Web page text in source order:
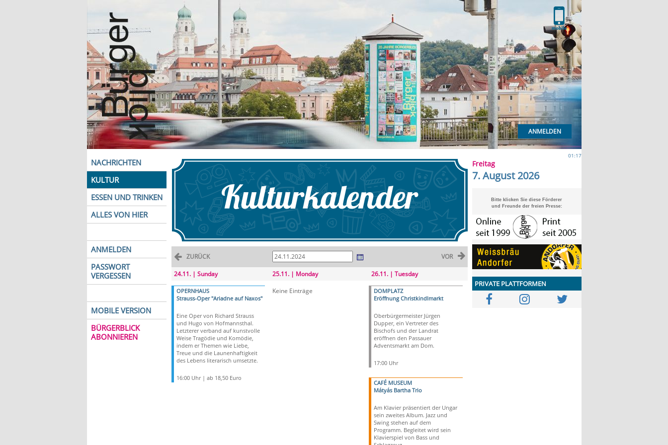
ANMELDEN
NACHRICHTEN
KULTUR
ESSEN UND TRINKEN
ALLES VON HIER
ANMELDEN
PASSWORT
VERGESSEN
MOBILE VERSION
BÜRGERBLICK
ABONNIEREN
ZURÜCK VOR
24.11. | Sunday
OPERNHAUS
Strauss-Oper "Ariadne auf Naxos"
Eine Oper von Richard Strauss
und Hugo von Hofmannsthal.
Letzterer verband auf kunstvolle
Weise Tragödie und Komödie,
indem er Themen wie Liebe,
Treue und die Launenhaftigkeit
des Lebens literarisch umsetzte.
16:00 Uhr | ab 18,50 Euro
25.11. | Monday
Keine Einträge
26.11. | Tuesday
DOMPLATZ
Eröffnung Christkindlmarkt
Oberbürgermeister Jürgen
Dupper, ein Vertreter des
Bischofs und der Landrat
eröffnen den Passauer
Adventsmarkt am Dom.
17:00 Uhr
CAFÉ MUSEUM
Mátyás Bartha Trio
Am Klavier präsentiert der Ungar
sein zweites Album. Jazz und
Swing stehen auf dem
Programm. Begleitet wird sein
Klavierspiel von Bass und
01:17
Freitag
7. August 2026
Bitte klicken Sie diese Förderer
und Freunde der freien Presse:
PRIVATE PLATTFORMEN